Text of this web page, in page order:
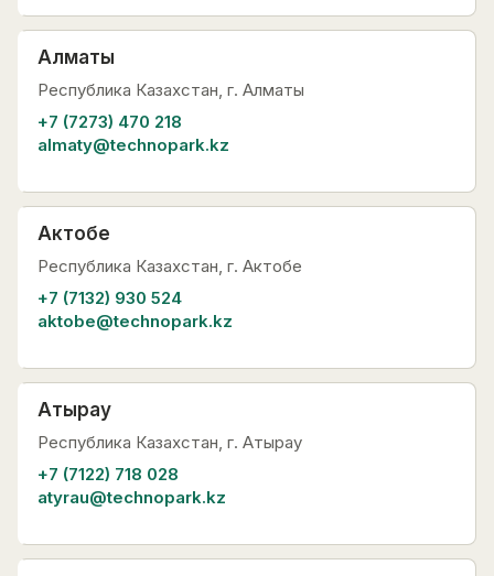
Алматы
Республика Казахстан, г. Алматы
+7 (7273) 470 218
almaty@technopark.kz
Актобе
Республика Казахстан, г. Актобе
+7 (7132) 930 524
aktobe@technopark.kz
Атырау
Республика Казахстан, г. Атырау
+7 (7122) 718 028
atyrau@technopark.kz